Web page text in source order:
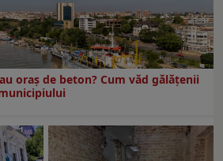
oraș de beton? Cum văd gălățenii